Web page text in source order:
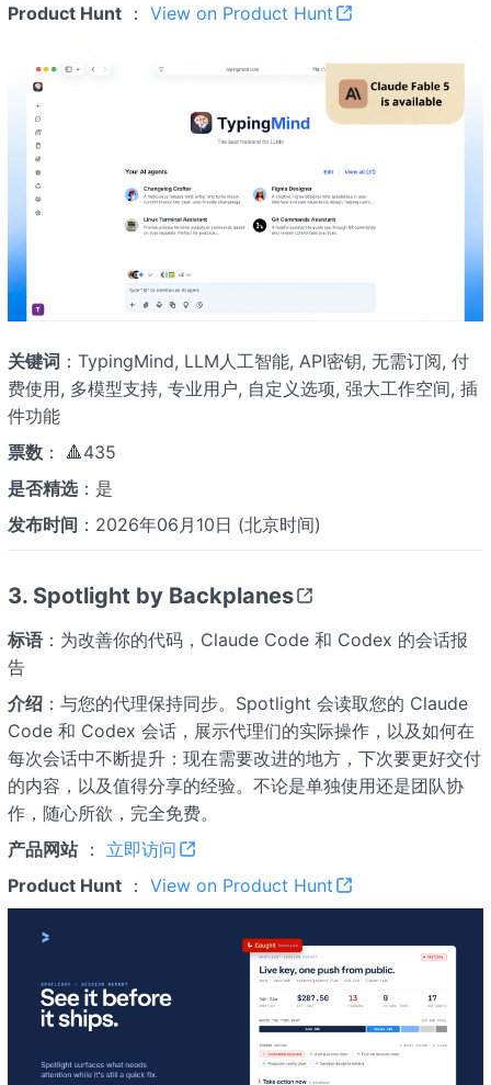
Product Hunt： View on Product Hunt
关键词 ：TypingMind, LLM人工智能, API密钥, 无需订阅, 付
费使用, 多模型支持, 专业用户, 自定义选项, 强大工作空间, 插
件功能
票数： 🔺435
是否精选：是
发布时间 ：2026年06月10日 (北京时间)
3. Spotlight by Backplanes
标语：为改善你的代码，Claude Code 和 Codex 的会话报
告
介绍：与您的代理保持同步。Spotlight 会读取您的 Claude
Code 和 Codex 会话，展示代理们的实际操作，以及如何在
每次会话中不断提升：现在需要改进的地方，下次要更好交付
的内容，以及值得分享的经验。不论是单独使用还是团队协
作，随心所欲，完全免费。
产品网站： 立即访问
Product Hunt： View on Product Hunt